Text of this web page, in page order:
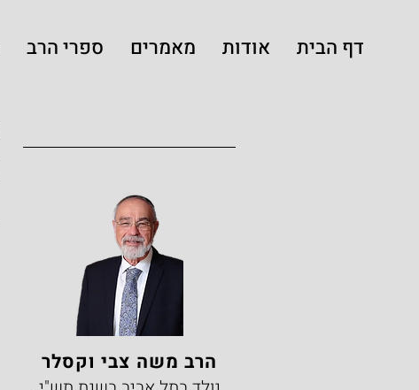
דף הבית אודות מאמרים ספרי הרב
הרב משה צבי וקסלר